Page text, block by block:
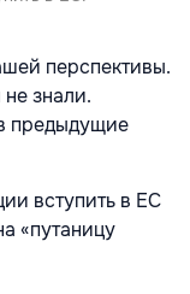
перспективы.
знали.
предыдущие
вступить в ЕС
«путаницу